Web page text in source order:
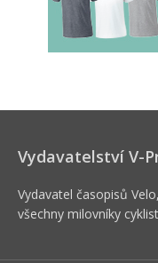
Vydavatelství V-
Vydavatel časopisů
všechny milovníky